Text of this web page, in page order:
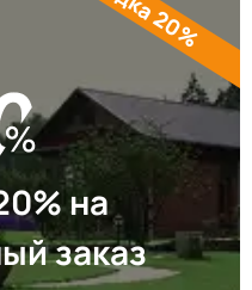
на
заказ